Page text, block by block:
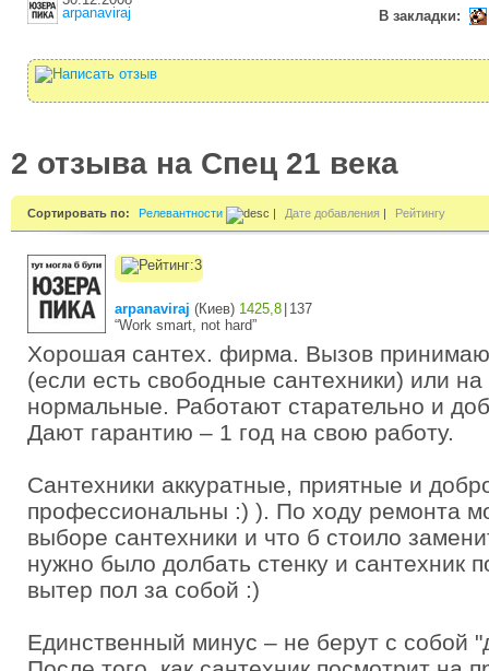
arpanaviraj
В закладки:
2 отзыва на Спец 21 века
Сортировать по: Релевантности Дате добавления Рейтингу
arpanaviraj (Киев) 1425,8 137
“Work smart, not hard”
Хорошая сантех. фирма. Вызов
(если есть свободные сантехники) или
нормальные. Работают старательно и
Дают гарантию – 1 год на свою работу.
Сантехники аккуратные, приятные и
профессиональны :) ). По ходу ремонта
выборе сантехники и что б стоило
нужно было долбать стенку и сантехник
вытер пол за собой :)
Единственный минус – не берут с собой